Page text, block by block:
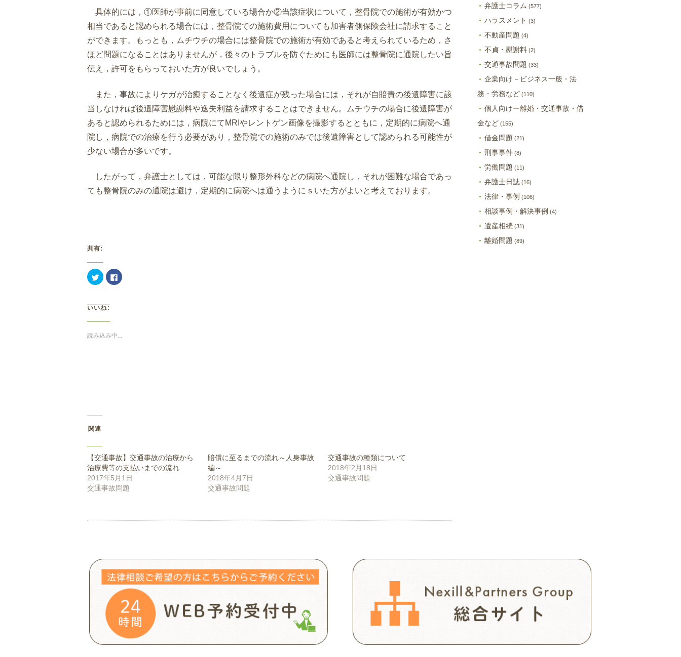
具体的には，①医師が事前に同意している場合か②当該症状について，整骨院での施術が有効かつ
相当であると認められる場合には，整骨院での施術費用についても加害者側保険会社に請求すること
ができます。もっとも，ムチウチの場合には整骨院での施術が有効であると考えられているため，さ
ほど問題になることはありませんが，後々のトラブルを防ぐためにも医師には整骨院に通院したい旨
伝え，許可をもらっておいた方が良いでしょう。
また，事故によりケガが治癒することなく後遺症が残った場合には，それが自賠責の後遺障害に該
当しなければ後遺障害慰謝料や逸失利益を請求することはできません。ムチウチの場合に後遺障害が
あると認められるためには，病院にてMRIやレントゲン画像を撮影するとともに，定期的に病院へ通
院し，病院での治療を行う必要があり，整骨院での施術のみでは後遺障害として認められる可能性が
少ない場合が多いです。
したがって，弁護士としては，可能な限り整形外科などの病院へ通院し，それが困難な場合であっ
ても整骨院のみの通院は避け，定期的に病院へは通うようにｓいた方がよいと考えております。
共有:
ク
リ
て
Twitter
共
(新
Facebook
で
ッ
す)
いいね:
読み込み中...
関連
【交通事故】交通事故の治療から
治療費等の支払いまでの流れ
2017年5月1日
交通事故問題
賠償に至るまでの流れ～人身事故
編～
2018年4月7日
交通事故問題
交通事故の種類について
2018年2月18日
交通事故問題
弁護士コラム (577)
ハラスメント (3)
不動産問題 (4)
不貞・慰謝料 (2)
交通事故問題 (33)
企業向け－ビジネス一般・法
務・労務など (110)
個人向けー離婚・交通事故・借
金など (155)
借金問題 (21)
刑事事件 (8)
労働問題 (11)
弁護士日誌 (16)
法律・事例 (106)
相談事例・解決事例 (4)
遺産相続 (31)
離婚問題 (89)